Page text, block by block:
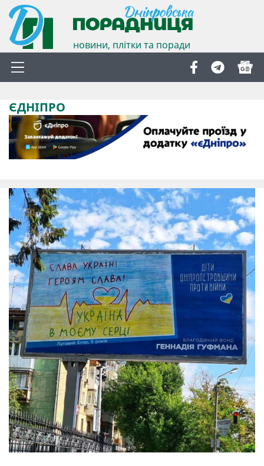
новини, плітки та поради
ЄДНІПРО